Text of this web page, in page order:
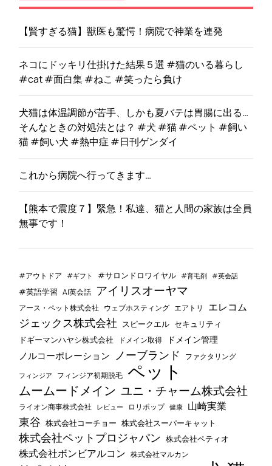
【賢すぎる猫】獣医も驚愕！病院で神業を連発
ネコにドッキリ仕掛けた結果５選 #猫のいる暮らし
#cat #面白集 #ねこ #笑ったら負け
犬猫は体温調節が苦手、しかも夏バテは胃腸に出る…
そんなときの対処法とは？ #犬 #猫 #ペット #飼い
猫 #飼い犬 #熱中症 #日刊ゲンダイ
これから病院へ行ってきます…
【熊本で震度７】緊急！私達、猫と人間の家族は全員
無事です！
#アウトドア #ギフト #サロンドロワイヤル #育毛剤 #英会話
#英語学習 AI英会話 アイリスオーヤマ
アース・ペット株式会社 ウェブホスティング エアトリ エレコム
ジェックス株式会社 スピークエル セキュリティ
ドギーマンハヤシ株式会社 ドメイン取得 ドメイン管理
ノルコーポレーション ノーブランド ファクタリング
フィンジア フィンジア初期脱毛 ペット
ムームードメイン ユニ・チャーム株式会社
ライオン商事株式会社 レビュー ロリポップ 健康 山崎実業
東谷 株式会社コーチョー 株式会社スーパーキャット
株式会社ペットプロジャパン 株式会社ペティオ
株式会社ボンビアルコン 株式会社マルカン